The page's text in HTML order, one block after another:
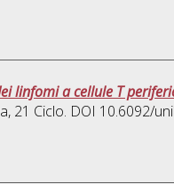
linfomi a cellule T
, 21 Ciclo. DOI 10.6092/